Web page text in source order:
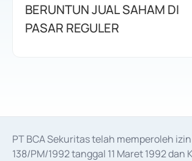
BERUNTUN JUAL SAHAM DI
PASAR REGULER
PT BCA Sekuritas telah memperoleh
138/PM/1992 tanggal 11 Maret 1992